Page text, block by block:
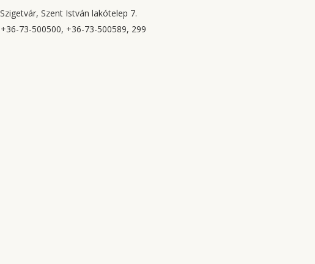
Szent István lakótelep 7.
73-500500, +36-73-500589, 299